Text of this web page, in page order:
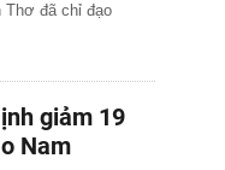
Thơ đã chỉ đạo
giảm 19
Nam